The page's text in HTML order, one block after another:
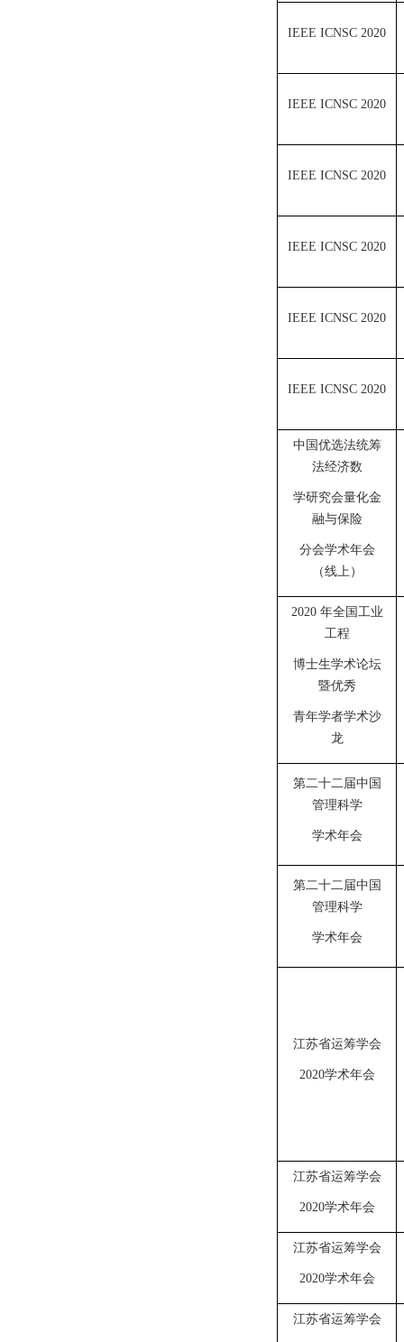
IEEE ICNSC 2020
IEEE ICNSC 2020
IEEE ICNSC 2020
IEEE ICNSC 2020
IEEE ICNSC 2020
IEEE ICNSC 2020
中国优选法统筹
法经济数
学研究会量化金
融与保险
分会学术年会
（线上）
2020 年全国工业
工程
博士生学术论坛
暨优秀
青年学者学术沙
龙
第二十二届中国
管理科学
学术年会
第二十二届中国
管理科学
学术年会
江苏省运筹学会
2020学术年会
江苏省运筹学会
2020学术年会
江苏省运筹学会
2020学术年会
江苏省运筹学会